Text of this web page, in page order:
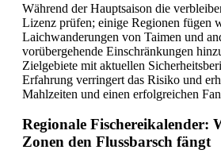
Während der Hauptsaison die
Lizenz prüfen; einige Regionen fügen
Laichwanderungen von Taimen und
vorübergehende Einschränkungen
Zielgebiete mit aktuellen
Erfahrung verringert das Risiko und
Mahlzeiten und einen erfolgreichen
Regionale Fischereikalender:
Zonen den Flussbarsch fängt